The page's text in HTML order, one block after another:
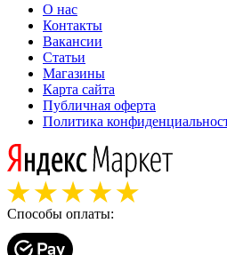
О нас
Контакты
Вакансии
Статьи
Магазины
Карта сайта
Публичная оферта
Политика
Способы оплаты: